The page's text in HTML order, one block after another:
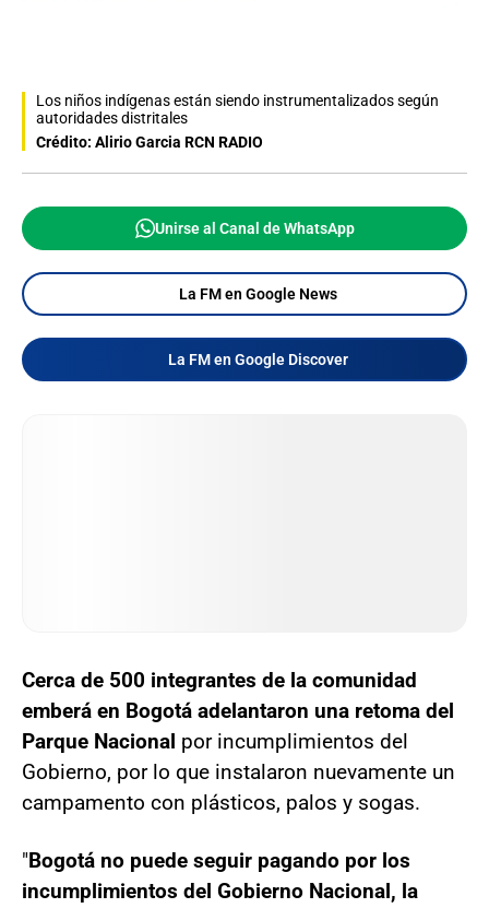
Los niños indígenas están siendo instrumentalizados según
autoridades distritales
Crédito: Alirio Garcia RCN RADIO
Unirse al Canal de WhatsApp
La FM en Google News
La FM en Google Discover
Cerca de 500 integrantes de la comunidad
emberá en Bogotá adelantaron una retoma del
Parque Nacional por incumplimientos del
Gobierno, por lo que instalaron nuevamente un
campamento con plásticos, palos y sogas.
"Bogotá no puede seguir pagando por los
incumplimientos del Gobierno Nacional, la